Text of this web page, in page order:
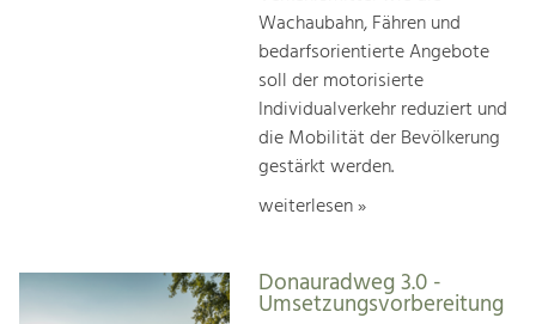
Wachaubahn, Fähren und
bedarfsorientierte Angebote
soll der motorisierte
Individualverkehr reduziert und
die Mobilität der Bevölkerung
gestärkt werden.
weiterlesen »
Donauradweg 3.0 -
Umsetzungsvorbereitung